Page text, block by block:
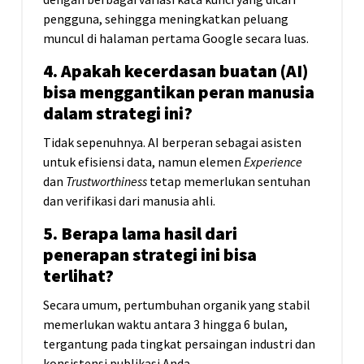
pengguna, sehingga meningkatkan peluang
muncul di halaman pertama Google secara luas.
4. Apakah kecerdasan buatan (AI)
bisa menggantikan peran manusia
dalam strategi ini?
Tidak sepenuhnya. AI berperan sebagai asisten
untuk efisiensi data, namun elemen Experience
dan Trustworthiness tetap memerlukan sentuhan
dan verifikasi dari manusia ahli.
5. Berapa lama hasil dari
penerapan strategi ini bisa
terlihat?
Secara umum, pertumbuhan organik yang stabil
memerlukan waktu antara 3 hingga 6 bulan,
tergantung pada tingkat persaingan industri dan